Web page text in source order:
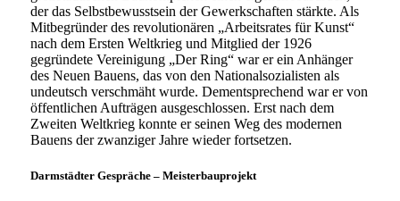
der das Selbstbewusstsein der Gewerkschaften stärkte. Als
Mitbegründer des revolutionären „Arbeitsrates für Kunst“
nach dem Ersten Weltkrieg und Mitglied der 1926
gegründete Vereinigung „Der Ring“ war er ein Anhänger
des Neuen Bauens, das von den Nationalsozialisten als
undeutsch verschmäht wurde. Dementsprechend war er von
öffentlichen Aufträgen ausgeschlossen. Erst nach dem
Zweiten Weltkrieg konnte er seinen Weg des modernen
Bauens der zwanziger Jahre wieder fortsetzen.
Darmstädter Gespräche – Meisterbauprojekt